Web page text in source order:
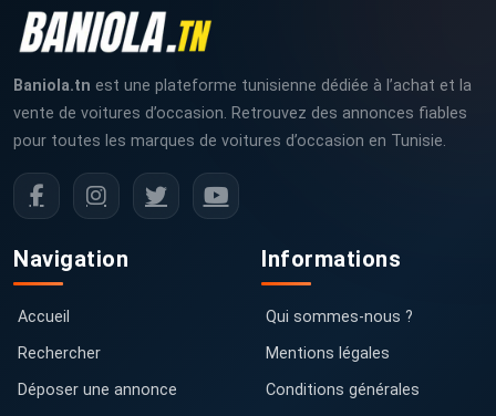
Baniola.tn est une plateforme tunisienne dédiée à l’achat et la
vente de voitures d’occasion. Retrouvez des annonces fiables
pour toutes les marques de voitures d’occasion en Tunisie.
Navigation
Accueil
Rechercher
Déposer une annonce
Informations
Qui sommes-nous ?
Mentions légales
Conditions générales